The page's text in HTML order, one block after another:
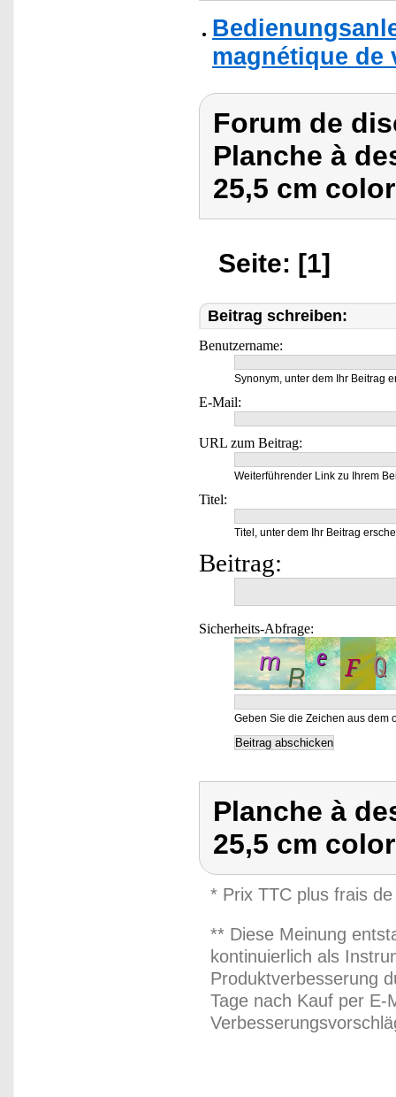
magnétique de
Forum de
Planche à
25,5 cm
Seite: [1]
Beitrag schreiben:
Benutzername:
Synonym, unter dem Ihr Beitrag
E-Mail:
URL zum Beitrag:
Weiterführender Link zu Ihrem
Titel:
Titel, unter dem Ihr Beitrag
Beitrag:
Sicherheits-Abfrage:
Geben Sie die Zeichen aus dem
Planche à
25,5 cm
* Prix TTC plus frais
** Diese Meinung
kontinuierlich als
Produktverbesserung
Tage nach Kauf per E-